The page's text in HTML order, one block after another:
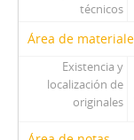
técnicos
Área de
Existencia y
localización de
originales